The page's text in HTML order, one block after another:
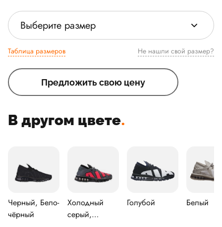
Выберите размер
Таблица размеров Не нашли свой размер?
Предложить свою цену
В другом цвете.
Черный, Бело-
чёрный
Холодный
серый,
Голубой Белый